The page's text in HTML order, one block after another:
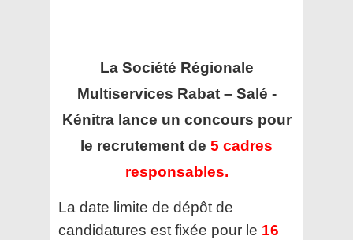
La Société Régionale
Multiservices Rabat – Salé -
Kénitra lance un concours pour
le recrutement de 5 cadres
responsables.
La date limite de dépôt de
candidatures est fixée pour le 16